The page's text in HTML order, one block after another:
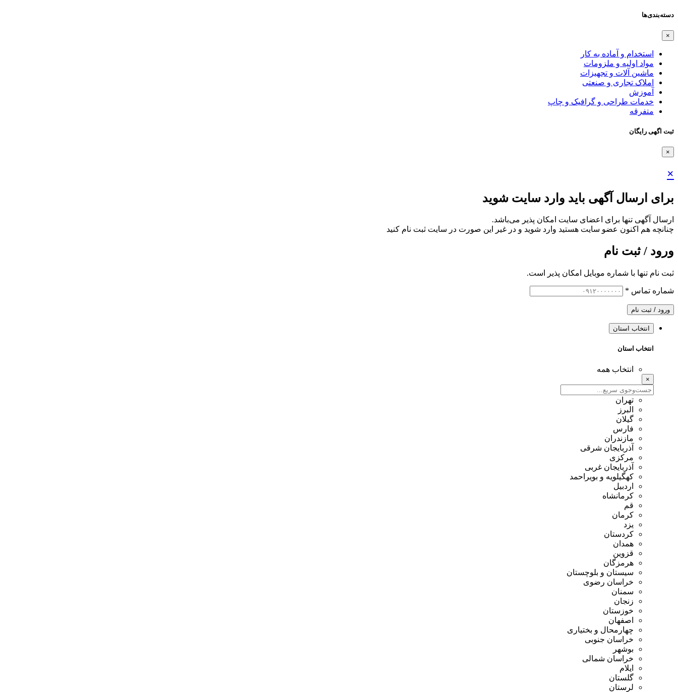
دسته‌بندی‌ها
×
استخدام و آماده به کار
مواد اولیه و ملزومات
ماشین آلات و تجهیزات
املاک تجاری و صنعتی
آموزش
خدمات طراحی و گرافیک و چاپ
متفرقه
ثبت اگهی رایگان
×
×
برای ارسال آگهی باید وارد سایت شوید
ارسال آگهی تنها برای اعضای سایت امکان پذیر می‌باشد.
چنانچه هم‌ اکنون عضو سایت هستید وارد شوید و در غیر این صورت در سایت ثبت نام کنید
ورود / ثبت نام
ثبت نام تنها با شماره موبایل امکان پذیر است.
شماره تماس *
ورود / ثبت نام
انتخاب استان
انتخاب استان
انتخاب همه
×
تهران
البرز
گیلان
فارس
مازندران
آذربایجان شرقی
مرکزی
آذربایجان غربی
کهگیلویه و بویراحمد
اردبیل
کرمانشاه
قم
کرمان
یزد
کردستان
همدان
قزوین
هرمزگان
سیستان و بلوچستان
خراسان رضوی
سمنان
زنجان
خوزستان
اصفهان
چهارمحال و بختیاری
خراسان جنوبی
بوشهر
خراسان شمالی
ایلام
گلستان
لرستان